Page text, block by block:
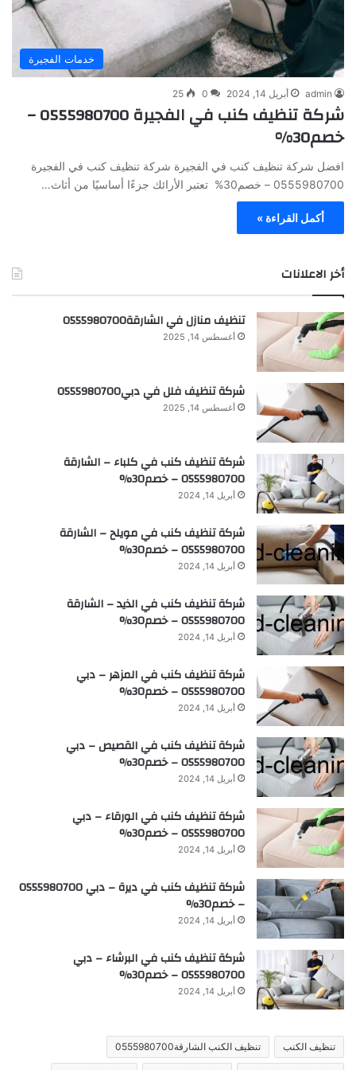
خدمات الفجيرة
admin أبريل 14, 2024 0
25
شركة تنظيف كنب في الفجيرة 0555980700 –
خصم30%
افضل شركة تنظيف كنب في الفجيرة شركة تنظيف كنب في الفجيرة
0555980700 – خصم30% تعتبر الأرائك جزءًا أساسيًا من أثاث…
أكمل القراءة »
أخر الاعلانات
تنظيف منازل في الشارقة0555980700
أغسطس 14, 2025
شركة تنظيف فلل في دبي0555980700
أغسطس 14, 2025
شركة تنظيف كنب في كلباء – الشارقة
0555980700 – خصم30%
أبريل 14, 2024
شركة تنظيف كنب في مويلح – الشارقة
0555980700 – خصم30%
أبريل 14, 2024
شركة تنظيف كنب في الذيد – الشارقة
0555980700 – خصم30%
أبريل 14, 2024
شركة تنظيف كنب في المزهر – دبي
0555980700 – خصم30%
أبريل 14, 2024
شركة تنظيف كنب في القصيص – دبي
0555980700 – خصم30%
أبريل 14, 2024
شركة تنظيف كنب في الورقاء – دبي
0555980700 – خصم30%
أبريل 14, 2024
شركة تنظيف كنب في ديرة – دبي 0555980700
– خصم30%
أبريل 14, 2024
شركة تنظيف كنب في البرشاء – دبي
0555980700 – خصم30%
أبريل 14, 2024
تنظيف الكنب تنظيف الكنب الشارقة0555980700